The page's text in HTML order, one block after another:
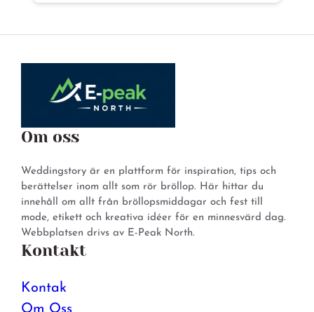
Om oss
Weddingstory är en plattform för inspiration, tips och
berättelser inom allt som rör bröllop. Här hittar du
innehåll om allt från bröllopsmiddagar och fest till
mode, etikett och kreativa idéer för en minnesvärd dag.
Webbplatsen drivs av E-Peak North.
Kontakt
Kontak
Om Oss